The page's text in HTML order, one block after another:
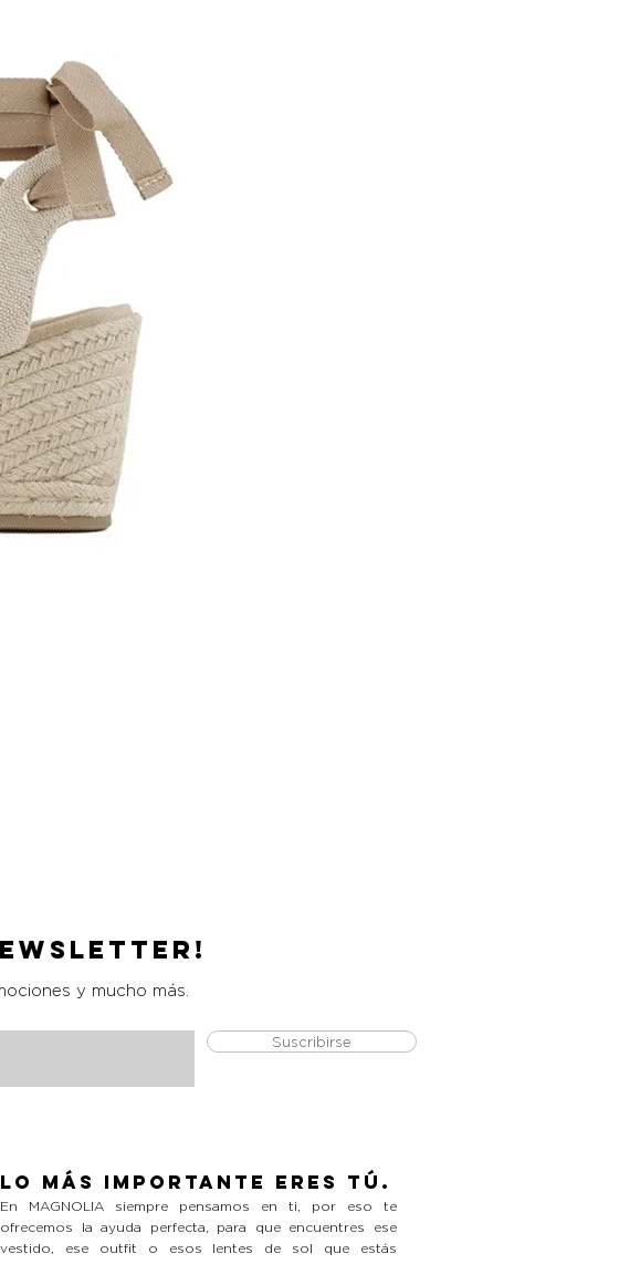
y mucho más.
Suscribirse
Lo más importante eres tú.
En MAGNOLIA siempre pensamos en ti, por eso te
ofrecemos la ayuda perfecta, para que encuentres ese
vestido, ese outfit o esos lentes de sol que estás